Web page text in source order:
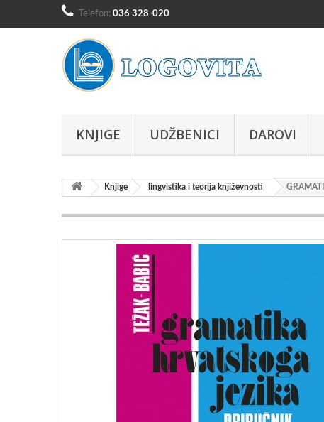
Telefon: 036 328-020
KNJIGE UDŽBENICI DAROVI
Knjige lingvistika i teorija književnosti